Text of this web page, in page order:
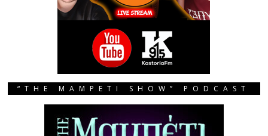
“THE MAMPETI SHOW” PODCAST